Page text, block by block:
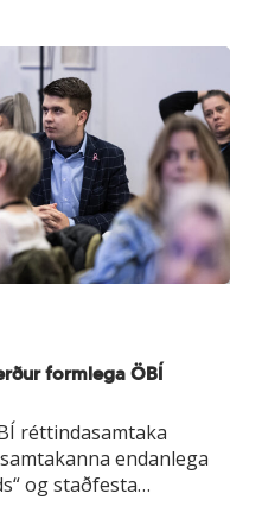
formlega ÖBÍ
réttindasamtaka
endanlega
og staðfesta…